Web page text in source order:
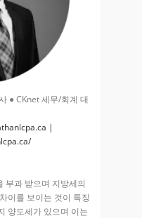
● CKnet 세무/회계 대
|
부과 받으며 지방세의
이를 보이는 것이 특징
양도세가 있으며 이는